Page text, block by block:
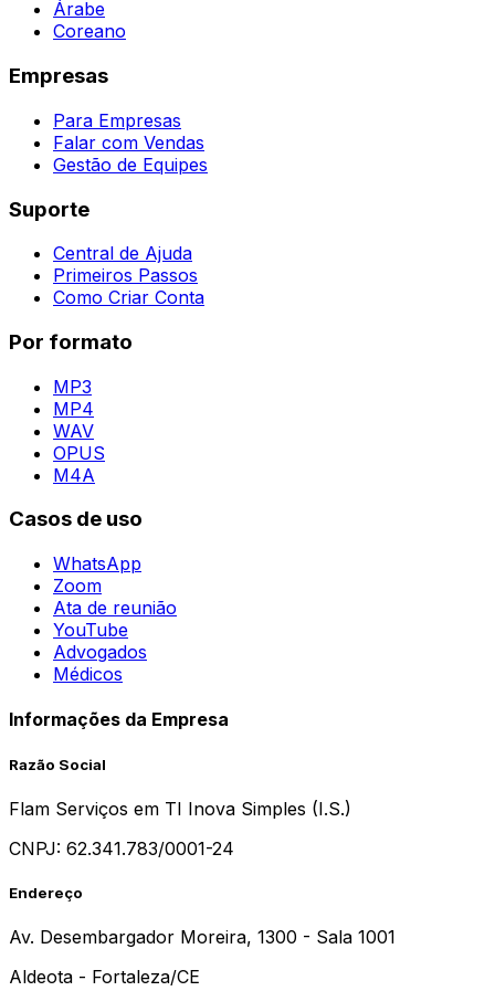
Árabe
Coreano
Empresas
Para Empresas
Falar com Vendas
Gestão de Equipes
Suporte
Central de Ajuda
Primeiros Passos
Como Criar Conta
Por formato
MP3
MP4
WAV
OPUS
M4A
Casos de uso
WhatsApp
Zoom
Ata de reunião
YouTube
Advogados
Médicos
Informações da Empresa
Razão Social
Flam Serviços em TI Inova Simples (I.S.)
CNPJ: 62.341.783/0001-24
Endereço
Av. Desembargador Moreira, 1300 - Sala 1001
Aldeota - Fortaleza/CE